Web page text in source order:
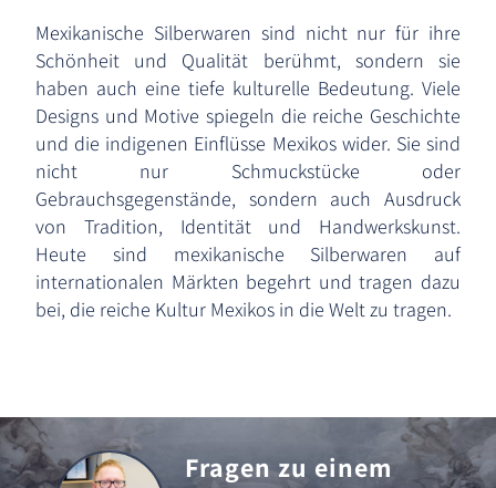
Mexikanische Silberwaren sind nicht nur für ihre
Schönheit und Qualität berühmt, sondern sie
haben auch eine tiefe kulturelle Bedeutung. Viele
Designs und Motive spiegeln die reiche Geschichte
und die indigenen Einflüsse Mexikos wider. Sie sind
nicht nur Schmuckstücke oder
Gebrauchsgegenstände, sondern auch Ausdruck
von Tradition, Identität und Handwerkskunst.
Heute sind mexikanische Silberwaren auf
internationalen Märkten begehrt und tragen dazu
bei, die reiche Kultur Mexikos in die Welt zu tragen.
Fragen zu einem